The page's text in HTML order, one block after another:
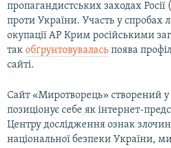
пропагандистських заходах Росії
проти України. Участь у спробах
окупації АР Крим російськими
так обґрунтовувалась поява
сайті.
Сайт «Миротворець» створений у
позиціонує себе як інтернет-
Центру дослідження ознак
національної безпеки України,